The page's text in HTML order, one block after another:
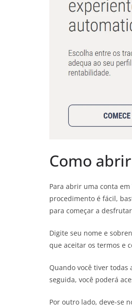
Como
Para abrir uma conta
procedimento é fácil,
para começar a
Digite seu nome e
que aceitar os termos e
Quando você tiver todas
seguida, você poderá
Por outro lado, deve-se